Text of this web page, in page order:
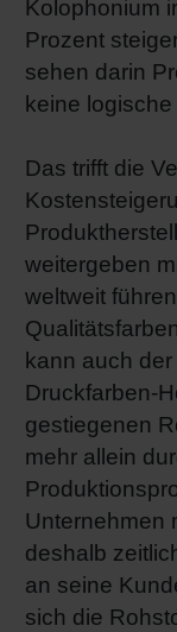
Kolophonium
Prozent
sehen darin
keine
Das trifft die
weitergeben
weltweit
kann auch
Druckfarben-
gestiegenen
mehr allein
Unternehmen
deshalb
an seine
sich die